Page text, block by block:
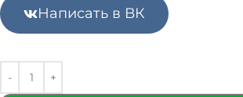
Написать в ВК